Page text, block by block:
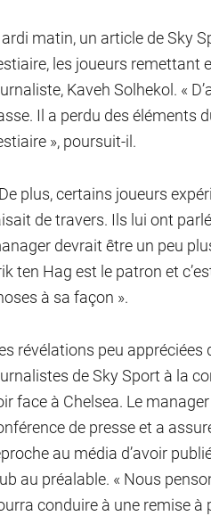
matin, un article de Sky
les joueurs remettant
Kaveh Solhekol. «
Il a perdu des éléments
», poursuit-il.
plus, certains joueurs
de travers. Ils lui ont
devrait être un peu
ten Hag est le patron et
à sa façon ».
révélations peu appréciées
de Sky Sport à la
face à Chelsea. Le
de presse et a
au média d’avoir
au préalable. « Nous
conduire à une remise à